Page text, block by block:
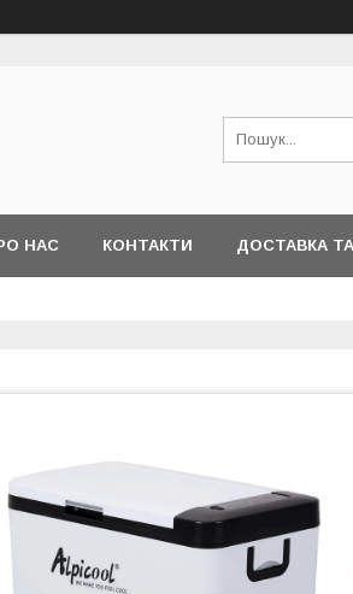
НАС КОНТАКТИ ДОСТАВКА